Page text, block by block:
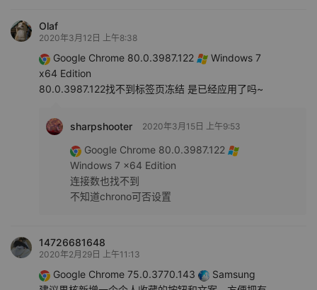
Olaf
2020年3月12日 上午8:38
Google Chrome 80.0.3987.122
Windows 7
x64 Edition
80.0.3987.122找不到标签页冻结 是已经应用了吗~
sharpshooter 2020年3月15日 上午9:53
Google Chrome 80.0.3987.122
Windows 7 x64 Edition
连接数也找不到
不知道chrono可否设置
14726681648
2020年2月29日 上午11:13
Google Chrome 75.0.3770.143
Samsung